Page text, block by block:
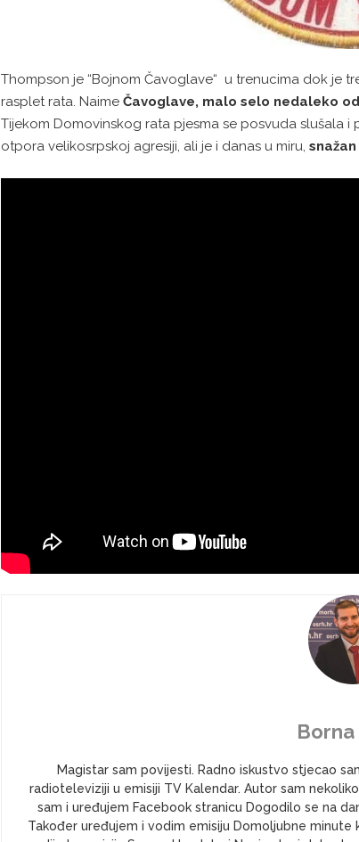
Thompson je “Bojnom Čavoglave“ u trenucima dok je
rasplet rata. Naime Čavoglave, malo selo nedaleko
Tijekom Domovinskog rata pjesma se posvuda slušala
otpora velikosrpskoj agresiji, ali je i danas u miru,
Magistar sam povijesti. Radno iskustvo stjecao
radioteleviziji u emisiji TV Kalendar. Autor sam
sam i uređujem Facebook stranicu Dogodilo se na
Također uređujem i vodim emisiju Domoljubne